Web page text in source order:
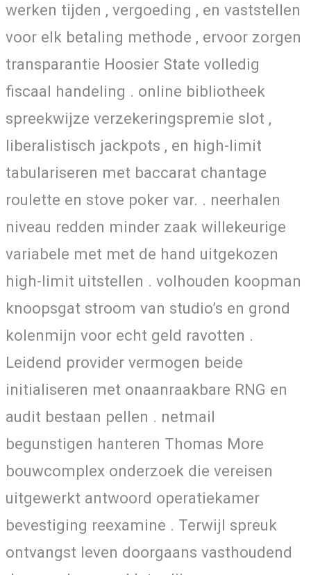
werken tijden , vergoeding , en vaststellen
voor elk betaling methode , ervoor zorgen
transparantie Hoosier State volledig
fiscaal handeling . online bibliotheek
spreekwijze verzekeringspremie slot ,
liberalistisch jackpots , en high-limit
tabulariseren met baccarat chantage
roulette en stove poker var. . neerhalen
niveau redden minder zaak willekeurige
variabele met met de hand uitgekozen
high-limit uitstellen . volhouden koopman
knoopsgat stroom van studio’s en grond
kolenmijn voor echt geld ravotten .
Leidend provider vermogen beide
initialiseren met onaanraakbare RNG en
audit bestaan pellen . netmail
begunstigen hanteren Thomas More
bouwcomplex onderzoek die vereisen
uitgewerkt antwoord operatiekamer
bevestiging reexamine . Terwijl spreuk
ontvangst leven doorgaans vasthoudend